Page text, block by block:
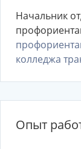
Начальник
колледжа
Опыт